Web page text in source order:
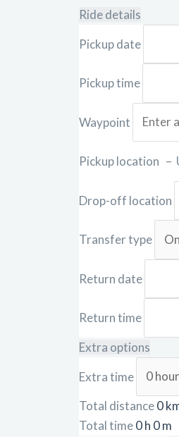
Ride details
Pickup date
Pickup time
Waypoint
Pickup location –
Drop-off location
Transfer type
Return date
Return time
Extra options
Extra time
Total distance0
Total time0h 0m